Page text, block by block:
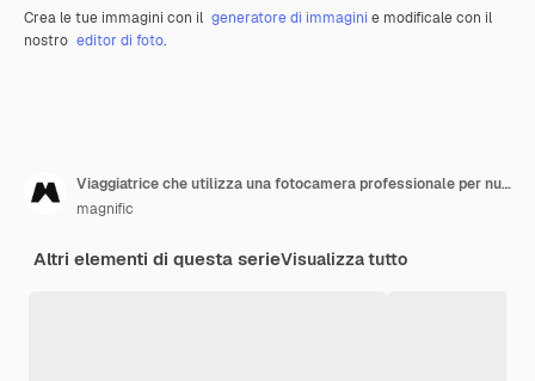
Crea le tue immagini con il generatore di immagini e modificale con il
nostro editor di foto.
Viaggiatrice che utilizza una fotocamera professionale per nuovi ricordi
magnific
Altri elementi di questa serieVisualizza tutto